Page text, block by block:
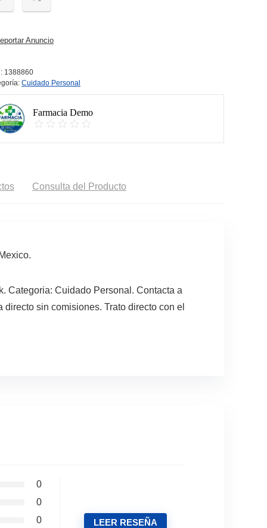
Anuncio
1388860
Cuidado Personal
Farmacia Demo
Consulta del Producto
Categoria: Cuidado Personal. Contacta a
sin comisiones. Trato directo con el
0
0
0
LEER RESEÑA